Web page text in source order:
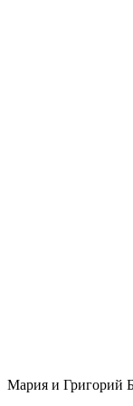
Мария и Григорий